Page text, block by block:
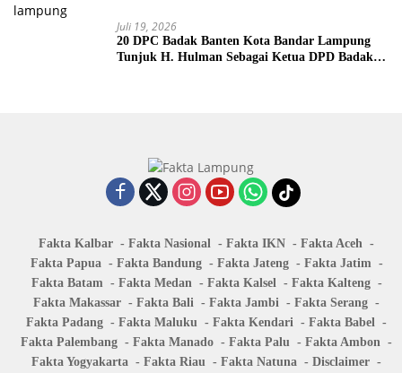
Juli 19, 2026
20 DPC Badak Banten Kota Bandar Lampung
Tunjuk H. Hulman Sebagai Ketua DPD Badak
Fakta Kalbar Fakta Nasional Fakta IKN
Fakta Aceh
Fakta Papua
Fakta Bandung Fakta Jateng
Fakta Jatim
Fakta Batam
Fakta Medan Fakta Kalsel
Fakta Kalteng
Fakta Makassar
Fakta Bali Fakta Jambi
Fakta Serang
Fakta Padang
Fakta Maluku Fakta Kendari
Fakta Babel
Fakta Palembang
Fakta Manado Fakta Palu
Fakta Ambon
Fakta Yogyakarta
Fakta Riau Fakta Natuna
Disclaimer